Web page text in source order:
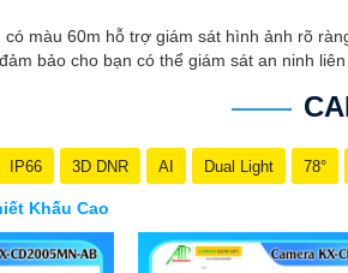
màu 60m hỗ trợ giám sát hình ảnh rõ
bảo cho bạn có thể giám sát an ninh
IP66 3D DNR AI Dual Light 78°
Khấu Cao